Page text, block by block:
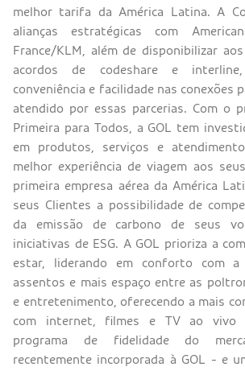
melhor tarifa da América Latina. A
alianças estratégicas com
France/KLM, além de disponibilizar
acordos de codeshare e
conveniência e facilidade nas conexões
atendido por essas parcerias. Com o
Primeira para Todos, a GOL tem
em produtos, serviços e
melhor experiência de viagem aos
primeira empresa aérea da América
seus Clientes a possibilidade de
da emissão de carbono de seus
iniciativas de ESG. A GOL prioriza a
estar, liderando em conforto com
assentos e mais espaço entre as
e entretenimento, oferecendo a mais
com internet, filmes e TV ao vivo
programa de fidelidade do
recentemente incorporada à GOL - e